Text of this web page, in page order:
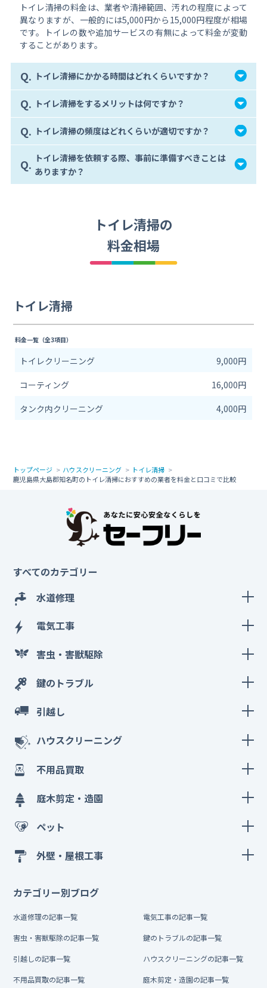
トイレ清掃の料金は、業者や清掃範囲、汚れの程度によって
異なりますが、一般的には5,000円から15,000円程度が相場
です。トイレの数や追加サービスの有無によって料金が変動
することがあります。
Q. トイレ清掃にかかる時間はどれくらいですか？
Q. トイレ清掃をするメリットは何ですか？
Q. トイレ清掃の頻度はどれくらいが適切ですか？
Q. トイレ清掃を依頼する際、事前に準備すべきことは
ありますか？
トイレ清掃の
料金相場
トイレ清掃
料金一覧（全3項目）
トイレクリーニング
9,000円
コーティング
16,000円
タンク内クリーニング
4,000円
トップページ ハウスクリーニング
トイレ清掃
鹿児島県大島郡知名町のトイレ清掃におすすめの業者を料金と口コミで比較
すべてのカテゴリー
水道修理
電気工事
害虫・害獣駆除
鍵のトラブル
引越し
ハウスクリーニング
不用品買取
庭木剪定・造園
ペット
外壁・屋根工事
カテゴリー別ブログ
水道修理の記事一覧 電気工事の記事一覧
害虫・害獣駆除の記事一覧 鍵のトラブルの記事一覧
引越しの記事一覧 ハウスクリーニングの記事一覧
不用品買取の記事一覧 庭木剪定・造園の記事一覧